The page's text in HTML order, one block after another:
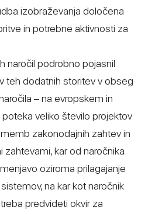
izobraževanja določena
in potrebne aktivnosti za
naročil podrobno pojasnil
teh dodatnih storitev v obseg
– na evropskem in
veliko število projektov
zakonodajnih zahtev in
zahtevami, kar od naročnika
oziroma prilagajanje
na kar kot naročnik
predvideti okvir za